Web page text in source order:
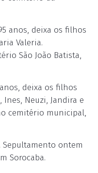
95 anos, deixa os filhos
Valeria.
São João Batista,
anos, deixa os filhos
Ines, Neuzi, Jandira e
cemitério municipal,
Sepultamento ontem
Sorocaba.